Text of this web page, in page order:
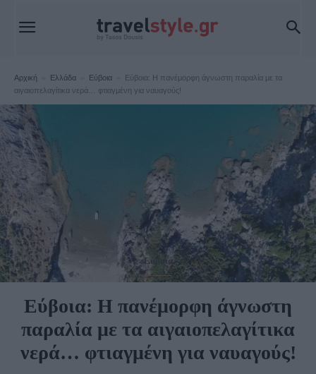
Αρχική Ελλάδα Εύβοια
Εύβοια: Η πανέμορφη άγνωστη παραλία με τα
αιγαιοπελαγίτικα νερά… φτιαγμένη για ναυαγούς!
Εύβοια
Εύβοια: Η πανέμορφη άγνωστη
παραλία με τα αιγαιοπελαγίτικα
νερά… φτιαγμένη για ναυαγούς!